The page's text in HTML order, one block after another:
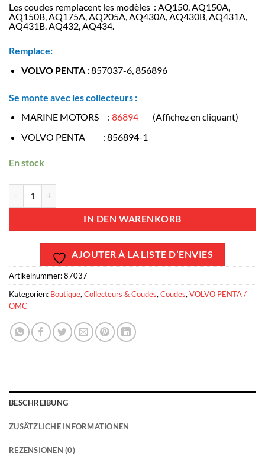
Les coudes remplacent les modèles : AQ150, AQ150A,
AQ150B, AQ175A, AQ205A, AQ430A, AQ430B, AQ431A,
AQ431B, AQ432, AQ434.
Remplace:
VOLVO PENTA :857037-6, 856896
Se monte avec les collecteurs :
MARINE MOTORS : 86894(Affichez en cliquant)
VOLVO PENTA : 856894-1
En stock
IN DEN WARENKORB
AJOUTER À LA LISTE D’ENVIES
Artikelnummer:87037
Kategorien: Boutique, Collecteurs & Coudes, Coudes, VOLVO PENTA /
OMC
BESCHREIBUNG
ZUSÄTZLICHE INFORMATIONEN
REZENSIONEN (0)